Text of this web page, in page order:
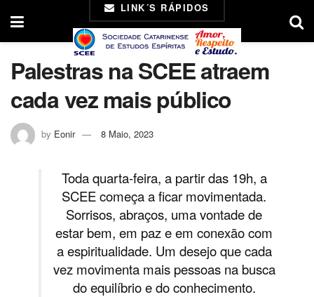
LINK´S RÁPIDOS
Palestras na SCEE atraem
cada vez mais público
by Eonir 8 Maio, 2023
Toda quarta-feira, a partir das 19h, a
SCEE começa a ficar movimentada.
Sorrisos, abraços, uma vontade de
estar bem, em paz e em conexão com
a espiritualidade. Um desejo que cada
vez movimenta mais pessoas na busca
do equilíbrio e do conhecimento.